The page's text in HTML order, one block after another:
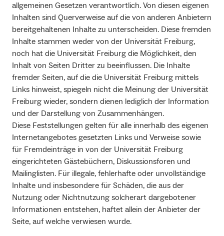
allgemeinen Gesetzen verantwortlich. Von diesen eigenen
Inhalten sind Querverweise auf die von anderen Anbietern
bereitgehaltenen Inhalte zu unterscheiden. Diese fremden
Inhalte stammen weder von der Universität Freiburg,
noch hat die Universität Freiburg die Möglichkeit, den
Inhalt von Seiten Dritter zu beeinflussen. Die Inhalte
fremder Seiten, auf die die Universität Freiburg mittels
Links hinweist, spiegeln nicht die Meinung der Universität
Freiburg wieder, sondern dienen lediglich der Information
und der Darstellung von Zusammenhängen.
Diese Feststellungen gelten für alle innerhalb des eigenen
Internetangebotes gesetzten Links und Verweise sowie
für Fremdeinträge in von der Universität Freiburg
eingerichteten Gästebüchern, Diskussionsforen und
Mailinglisten. Für illegale, fehlerhafte oder unvollständige
Inhalte und insbesondere für Schäden, die aus der
Nutzung oder Nichtnutzung solcherart dargebotener
Informationen entstehen, haftet allein der Anbieter der
Seite, auf welche verwiesen wurde.